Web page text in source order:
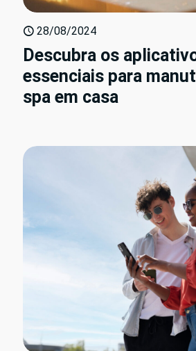
28/08/2024
Descubra os
essenciais para
spa em casa